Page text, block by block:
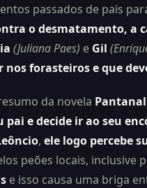
passados de pais
o desmatamento, a
(Juliana Paes) e Gil
nos forasteiros e que
da novela Pantanal
pai e decide ir ao seu
, ele logo percebe
peões locais, inclusive
e isso causa uma briga